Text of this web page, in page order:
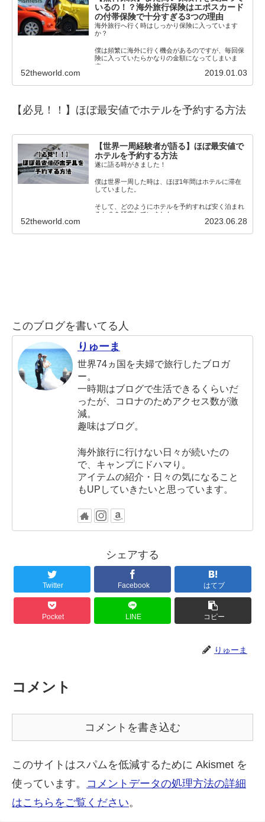
いるの！？海外旅行保険はエポスカード
の付帯保険で十分すぎる3つの理由
海外旅行へ行く時はしっかり保険に入っています
か？
僕は頻繁に海外に行く機会があるのですが、毎回保
険に入っていたらかなりの金額になってしまいま
す。
52theworld.com 2019.01.03
【必見！！】 ほぼ最安値でホテルを予約する方法
【世界一周経験者が語る】ほぼ最安値で
ホテルを予約する方法
遂に語る時がきました！
僕は世界一周した時は、ほぼ1年間はホテルに滞在
していました。
そして、どのようにホテルを予約すれば安く泊まれ
るか？を研究していました。
52theworld.com 2023.06.28
このブログを書いてる人
りゅーま
世界74ヵ国を夫婦で旅行したブロガ
ー。
一時期はブログで生活できるくらいだ
ったが、コロナのためアクセス数が激
減。
趣味はブログ。
海外旅行に行けない日々が続いたの
で、キャンプにドハマり。
アイテムの紹介・日々の気になること
もUPしていきたいと思っています。
シェアする
Twitter Facebook はてブ
Pocket LINE コピー
りゅーま
コメント
コメントを書き込む
このサイトはスパムを低減するために Akismet を
使っています。 コメントデータの処理方法の詳細
はこちらをご覧ください。